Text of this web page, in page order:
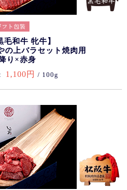
毛和牛 牝牛】
上バラセット焼肉用
り×赤身
1,100円 / 100g